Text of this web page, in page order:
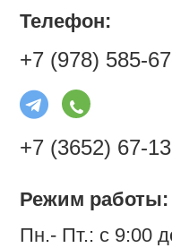
Телефон:
+7 (978) 585-
+7 (3652) 67-
Режим работы:
Пн.- Пт.: с 9:00